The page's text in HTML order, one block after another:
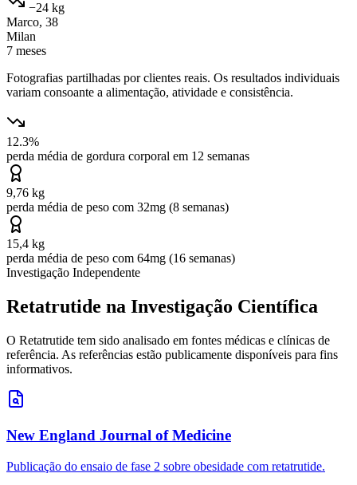
−24 kg
Marco, 38
Milan
7 meses
Fotografias partilhadas por clientes reais. Os resultados individuais
variam consoante a alimentação, atividade e consistência.
12.3%
perda média de gordura corporal em 12 semanas
9,76 kg
perda média de peso com 32mg (8 semanas)
15,4 kg
perda média de peso com 64mg (16 semanas)
Investigação Independente
Retatrutide na Investigação Científica
O Retatrutide tem sido analisado em fontes médicas e clínicas de
referência. As referências estão publicamente disponíveis para fins
informativos.
New England Journal of Medicine
Publicação do ensaio de fase 2 sobre obesidade com retatrutide.